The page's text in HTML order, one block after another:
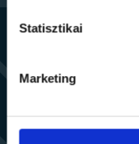
Statisztikai
Marketing